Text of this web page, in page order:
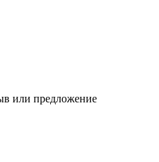
или предложение